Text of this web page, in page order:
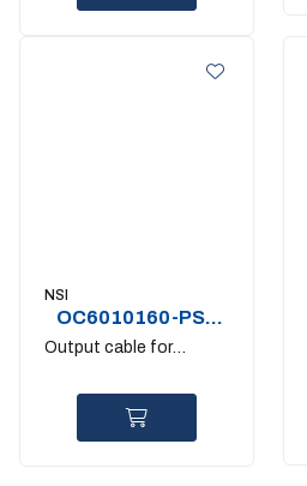
NSI
OC6010160-PS2
1.6m
Output cable for